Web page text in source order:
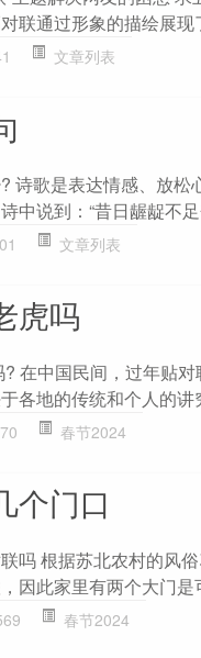
联通过形象的描绘展现
文章列表
诗歌是表达情感、放
中说到：“昔日龌龊不
文章列表
虎吗
在中国民间，过年贴
各地的传统和个人的讲
春节2024
个门口
吗 根据苏北农村的风
因此家里有两个大门是
春节2024